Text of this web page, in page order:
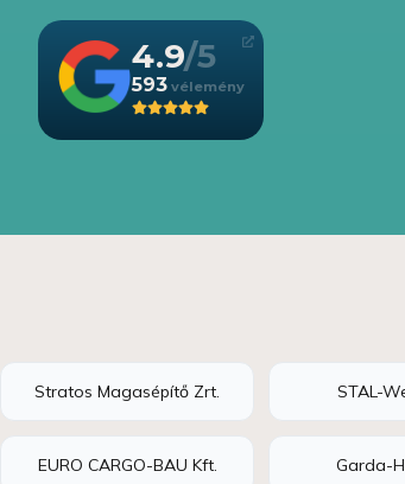
4.9
593
Stratos Magasépítő Zrt. STAL-
EURO CARGO-BAU Kft. Garda-